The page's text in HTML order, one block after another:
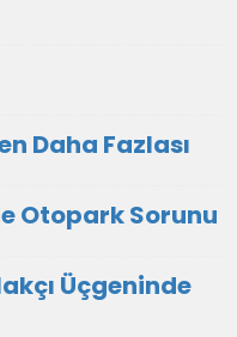
Daha Fazlası
Otopark Sorunu
Üçgeninde